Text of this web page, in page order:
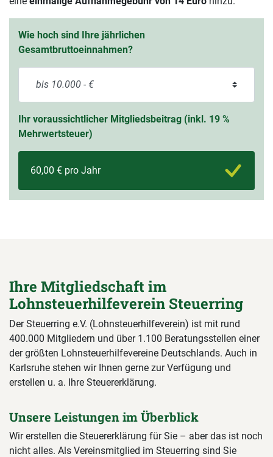
Wie hoch sind Ihre jährlichen
Gesamtbruttoeinnahmen?
Ihr voraussichtlicher Mitgliedsbeitrag (inkl. 19 %
Mehrwertsteuer)
60,00 € pro Jahr
Ihre Mitgliedschaft im
Lohnsteuerhilfeverein Steuerring
Der Steuerring e.V. (Lohnsteuerhilfeverein) ist mit rund
400.000 Mitgliedern und über 1.100 Beratungsstellen einer
der größten Lohnsteuerhilfevereine Deutschlands. Auch in
Karlsruhe stehen wir Ihnen gerne zur Verfügung und
erstellen u. a. Ihre Steuererklärung.
Unsere Leistungen im Überblick
Wir erstellen die Steuererklärung für Sie – aber das ist noch
nicht alles. Als Vereinsmitglied im Steuerring sind Sie